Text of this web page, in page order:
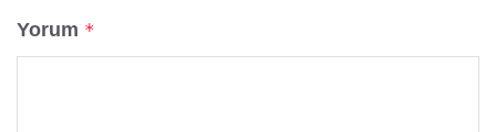
Yorum *